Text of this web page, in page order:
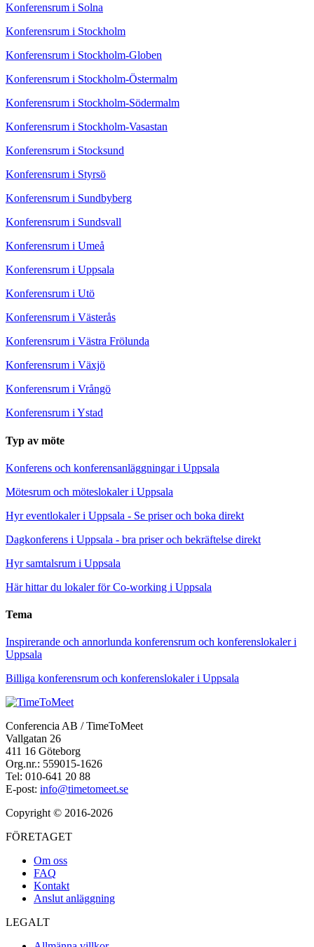
Konferensrum i Solna
Konferensrum i Stockholm
Konferensrum i Stockholm-Globen
Konferensrum i Stockholm-Östermalm
Konferensrum i Stockholm-Södermalm
Konferensrum i Stockholm-Vasastan
Konferensrum i Stocksund
Konferensrum i Styrsö
Konferensrum i Sundbyberg
Konferensrum i Sundsvall
Konferensrum i Umeå
Konferensrum i Uppsala
Konferensrum i Utö
Konferensrum i Västerås
Konferensrum i Västra Frölunda
Konferensrum i Växjö
Konferensrum i Vrångö
Konferensrum i Ystad
Typ av möte
Konferens och konferensanläggningar i Uppsala
Mötesrum och möteslokaler i Uppsala
Hyr eventlokaler i Uppsala - Se priser och boka direkt
Dagkonferens i Uppsala - bra priser och bekräftelse direkt
Hyr samtalsrum i Uppsala
Här hittar du lokaler för Co-working i Uppsala
Tema
Inspirerande och annorlunda konferensrum och konferenslokaler i
Uppsala
Billiga konferensrum och konferenslokaler i Uppsala
Conferencia AB / TimeToMeet
Vallgatan 26
411 16 Göteborg
Org.nr.: 559015-1626
Tel: 010-641 20 88
E-post: info@timetomeet.se
Copyright © 2016-2026
FÖRETAGET
Om oss
FAQ
Kontakt
Anslut anläggning
LEGALT